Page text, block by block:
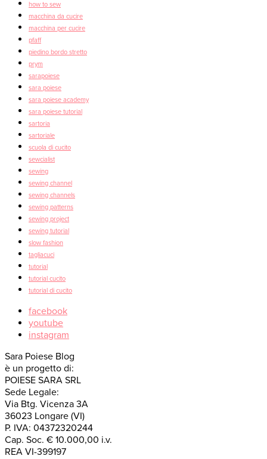
how to sew
macchina da cucire
macchina per cucire
pfaff
piedino bordo stretto
prym
sarapoiese
sara poiese
sara poiese academy
sara poiese tutorial
sartoria
sartoriale
scuola di cucito
sewcialist
sewing
sewing channel
sewing channels
sewing patterns
sewing project
sewing tutorial
slow fashion
tagliacuci
tutorial
tutorial cucito
tutorial di cucito
facebook
youtube
instagram
Sara Poiese Blog
è un progetto di:
POIESE SARA SRL
Sede Legale:
Via Btg. Vicenza 3A
36023 Longare (VI)
P. IVA: 04372320244
Cap. Soc. € 10.000,00 i.v.
REA VI-399197